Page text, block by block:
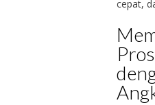
cepat,